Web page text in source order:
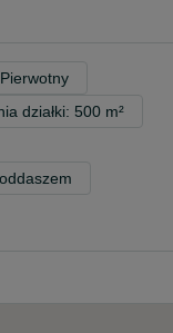
działki: 500 m²